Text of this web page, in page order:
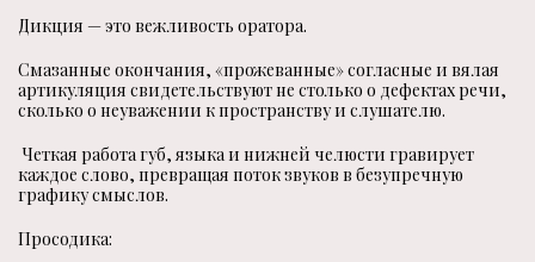
Дикция — это вежливость оратора.
Смазанные окончания, «прожеванные» согласные и вялая
артикуляция свидетельствуют не столько о дефектах речи,
сколько о неуважении к пространству и слушателю.
Четкая работа губ, языка и нижней челюсти гравирует
каждое слово, превращая поток звуков в безупречную
графику смыслов.
Просодика: